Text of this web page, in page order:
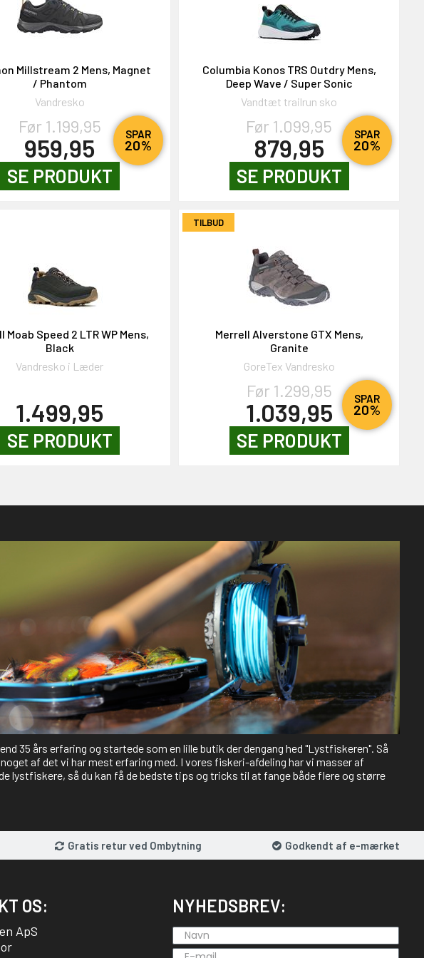
SPAR
20%
Millstream 2 Mens, Magnet
/ Phantom
Vandresko
Før 1.199,95
959,95
SE PRODUKT
SPAR
20%
Columbia Konos TRS Outdry Mens,
Deep Wave / Super Sonic
Vandtæt trailrun sko
Før 1.099,95
879,95
SE PRODUKT
Moab Speed 2 LTR WP Mens,
Black
Vandresko i Læder
1.499,95
SE PRODUKT
TILBUD
SPAR
20%
Merrell Alverstone GTX Mens,
Granite
GoreTex Vandresko
Før 1.299,95
1.039,95
SE PRODUKT
35 års erfaring og startede som en lille butik der dengang hed "Lystfiskeren". Så
af det vi har mest erfaring med. I vores fiskeri-afdeling har vi masser af
lystfiskere, så du kan få de bedste tips og tricks til at fange både flere og større
Gratis retur ved Ombytning Godkendt af e-mærket
OS:
ApS
NYHEDSBREV: